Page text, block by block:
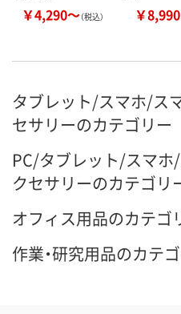
￥4,290～（税込） ￥8,990
タブレット/スマホ/ス
セサリーのカテゴリー
PC/タブレット/スマ
クセサリーのカテゴリ
オフィス用品のカテゴ
作業・研究用品のカテ